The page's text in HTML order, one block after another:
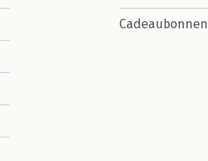
Cadeaubonnen